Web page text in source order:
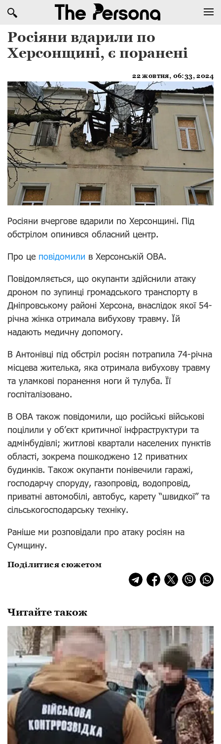
Росіяни вдарили по
Херсонщині, є поранені
22 жовтня, 06:33, 2024
Росіяни вчергове вдарили по Херсонщині. Під
обстрілом опинився обласний центр.
Про це повідомили в Херсонській ОВА.
Повідомляється, що окупанти здійснили атаку
дроном по зупинці громадського транспорту в
Дніпровському районі Херсона, внаслідок якої 54-
річна жінка отримала вибухову травму. Їй
надають медичну допомогу.
В Антонівці під обстріл росіян потрапила 74-річна
місцева жителька, яка отримала вибухову травму
та уламкові поранення ноги й тулуба. Її
госпіталізовано.
В ОВА також повідомили, що російські військові
поцілили у обʼєкт критичної інфраструктури та
адмінбудівлі; житлові квартали населених пунктів
області, зокрема пошкоджено 12 приватних
будинків. Також окупанти понівечили гаражі,
господарчу споруду, газопровід, водопровід,
приватні автомобілі, автобус, карету “швидкої” та
сільськогосподарську техніку.
Раніше ми розповідали про атаку росіян на
Сумщину.
Поділитися сюжетом
Читайте також